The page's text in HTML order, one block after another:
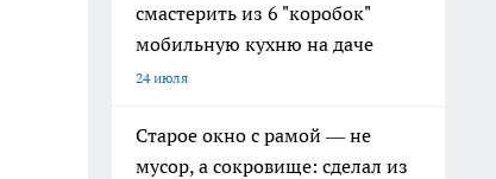
смастерить из 6 "коробок"
мобильную кухню на даче
24 июля
Старое окно с рамой — не
мусор, а сокровище: сделал из